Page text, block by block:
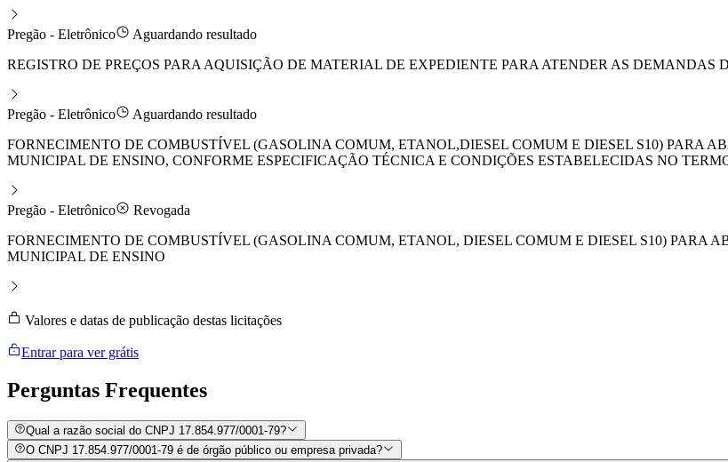
Pregão - Eletrônico
Aguardando resultado
REGISTRO DE PREÇOS PARA AQUISIÇÃO DE MATERIAL DE EXPEDIENTE PARA ATENDER AS
Pregão - Eletrônico
Aguardando resultado
FORNECIMENTO DE COMBUSTÍVEL (GASOLINA COMUM, ETANOL,DIESEL COMUM E DIESEL S10) PARA
MUNICIPAL DE ENSINO, CONFORME ESPECIFICAÇÃO TÉCNICA E CONDIÇÕES ESTABELECIDAS NO
Pregão - Eletrônico
Revogada
FORNECIMENTO DE COMBUSTÍVEL (GASOLINA COMUM, ETANOL, DIESEL COMUM E DIESEL S10) PARA
MUNICIPAL DE ENSINO
Valores e datas de publicação destas licitações
Entrar para ver grátis
Perguntas Frequentes
Qual a razão social do CNPJ 17.854.977/0001-79?
O CNPJ 17.854.977/0001-79 é de órgão público ou empresa privada?